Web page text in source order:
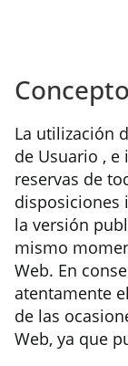
La utilización
de Usuario ,
reservas de
disposiciones
la versión
mismo
Web. En
atentamente
de las
Web, ya que